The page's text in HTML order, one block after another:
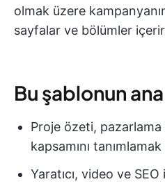
olmak üzere
sayfalar ve bölümler
Bu şablonun
Proje özeti, pazarlama
kapsamını
Yaratıcı, video ve